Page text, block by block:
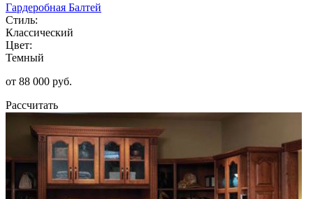
Гардеробная Балтей
Стиль:
Классический
Цвет:
Темный
от 88 000 руб.
Рассчитать